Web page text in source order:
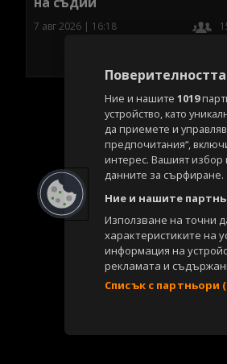
7 авг 2026 | 16:18
Ние и нашите 1019
устройство, като
да приемете и
предпочитания“,
интерес. Вашият
данните за сърфиране.
Ние и нашите
Използване на точни
характеристиките на
информация на
рекламата и
Списък с партньори